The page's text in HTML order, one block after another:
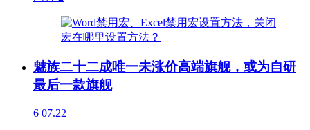
魅族二十二成唯一未涨价高端旗舰，或为自研
最后一款旗舰
6 07.22